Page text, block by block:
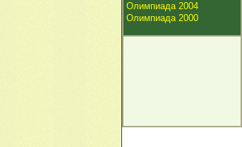
Олимпиада 2004
Олимпиада 2000